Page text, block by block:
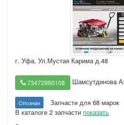
г. Уфа, Ул.Мустая Карима д.48
73472990108 Шамсутдинова
Опознан Запчасти для 68 марок
В каталоге 2 запчасти показать